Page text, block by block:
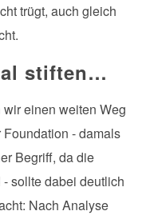
trügt, auch gleich
stiften…
einen weiten Weg
- damals
Begriff, da die
sollte dabei deutlich
Nach Analyse